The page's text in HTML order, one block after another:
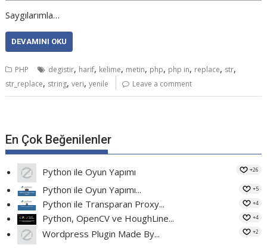
Saygılarımla…
DEVAMINI OKU
PHP degistir, harif, kelime, metin, php, php in, replace, str,
str_replace, string,veri,yenile Leave a comment
En Çok Beğenilenler
Python ile Oyun Yapımı +26
Python ile Oyun Yapımı... +5
Python ile Transparan Proxy... +4
Python, OpenCV ve HoughLine... +4
Wordpress Plugin Made By... +2